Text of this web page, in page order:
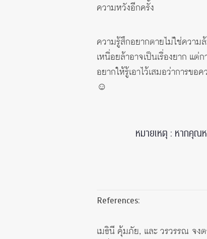
ความหวังอีกครั้ง
ความรู้สึกอยากตายไม่ใช่ความ
เหนื่อยล้าอาจเป็นเรื่องยาก แ
อยากให้รู้เอาไว้เสมอว่าการข
☺
หมายเหตุ : หากคุณ
References:
เมธินี คุ้มภัย, และ วรวรรณ จง